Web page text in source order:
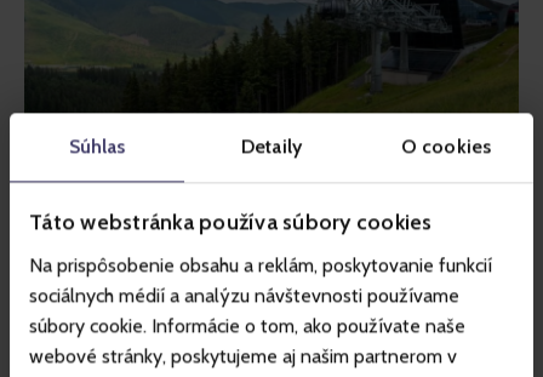
Súhlas Detaily O cookies
Táto webstránka používa súbory cookies
Na prispôsobenie obsahu a reklám, poskytovanie funkcií
sociálnych médií a analýzu návštevnosti používame
súbory cookie. Informácie o tom, ako používate naše
webové stránky, poskytujeme aj našim partnerom v
INSPIRACE
Sjezdovky v Jasné se staly
domovem stáda ovcí – tradičních
valašek
Na sjezdovkách největšího lyžařského střediska na Slovensku